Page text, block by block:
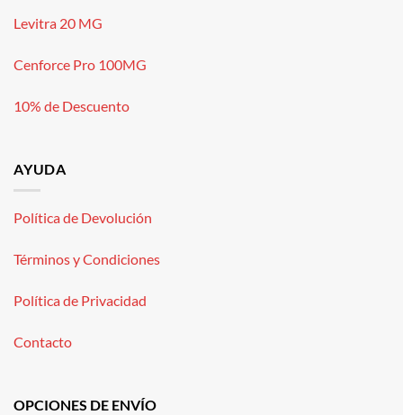
Levitra 20 MG
Cenforce Pro 100MG
10% de Descuento
AYUDA
Política de Devolución
Términos y Condiciones
Política de Privacidad
Contacto
OPCIONES DE ENVÍO